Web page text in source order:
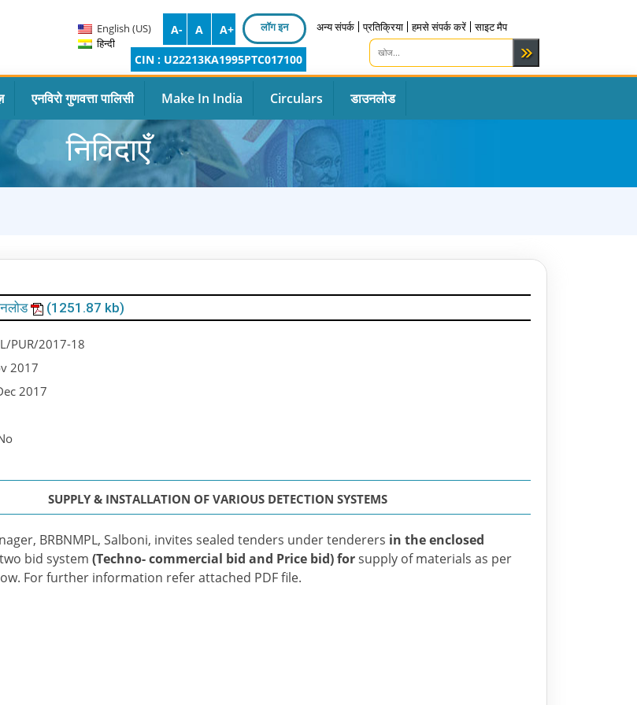
English (US)
हिन्दी
A- A A+ लॉग इन अन्य संपर्क प्रतिक्रिया हमसे संपर्क करें साइट मैप
CIN : U22213KA1995PTC017100
एनविरो गुणवत्ता पालिसी Make In India Circulars डाउनलोड
निविदाएँ
(1251.87 kb)
PUR/2017-18
2017
2017
SUPPLY & INSTALLATION OF VARIOUS DETECTION SYSTEMS
BRBNMPL, Salboni, invites sealed tenders under tenderers in the enclosed
two bid system (Techno- commercial bid and Price bid) forsupply of materials as per
For further information refer attached PDF file.